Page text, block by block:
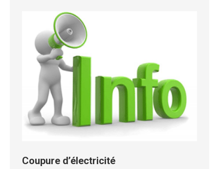
Coupure d’électricité